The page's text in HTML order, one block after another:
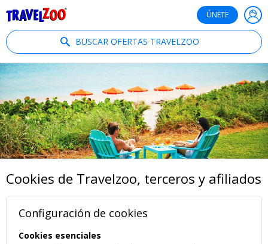
ÚNETE
BUSCAR OFERTAS TRAVELZOO
Cookies de Travelzoo, terceros y afiliados
Configuración de cookies
Cookies esenciales